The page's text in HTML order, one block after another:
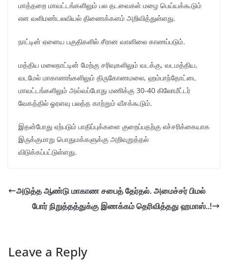
மாத்தறை மாவட்டங்களிலும் பல தடவைகள் மழை பெய்யக்கூடும்
என வளிமண்டலவியல் திணைக்களம் அறிவித்துள்ளது.
நாட்டின் ஏனைய பகுதிகளில் சீரான வானிலை காணப்படும்.
மத்திய மலைநாட்டின் மேற்கு சரிவுகளிலும் வடக்கு, வடமத்திய,
வடமேல் மாகாணங்களிலும் திருகோணமலை, ஹம்பாந்தோட்டை
மாவட்டங்களிலும் அவ்வப்போது மணிக்கு 30-40 கிலோமீட்டர்
வேகத்தில் ஓரளவு பலத்த காற்றும் வீசக்கூடும்.
இதன்போது ஏற்படும் பாதிப்புக்களை குறைப்பதற்கு எச்சரிக்கையாக
இருக்குமாறு பொதுமக்களுக்கு அறிவுறுத்தல்
விடுக்கப்பட்டுள்ளது.
அடுத்த ஆண்டு மாகாண சபைத் தேர்தல். அமைச்சர் பிமல்
போர் நிறுத்தத்துக்கு இணக்கம் தெரிவித்தது ஹமாஸ்..!
Leave a Reply